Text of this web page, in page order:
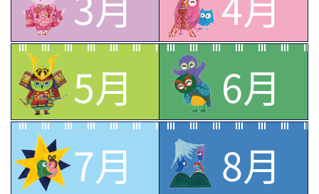
5月
6月
7月
8月